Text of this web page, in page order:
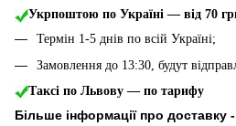
Укрпоштою по Україні — від 70
Термін 1-5 днів по всій Україні;
Замовлення до 13:30, будут
Таксі по Львову — по тарифу
Більше інформації про доставку